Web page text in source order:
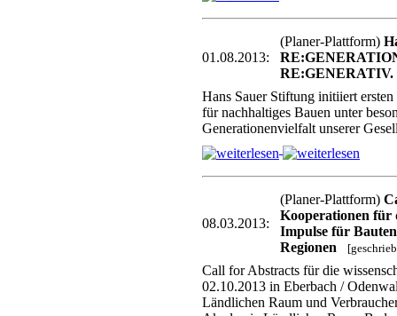
01.08.2013:
(Planer-Plattform)
RE:GENERATIV.
Hans Sauer Stiftung initiiert
für nachhaltiges Bauen unter
Generationenvielfalt unserer
08.03.2013:
(Planer-Plattform)
Kooperationen für
Impulse für
Regionen
Call for Abstracts für die
02.10.2013 in Eberbach /
Ländlichen Raum und